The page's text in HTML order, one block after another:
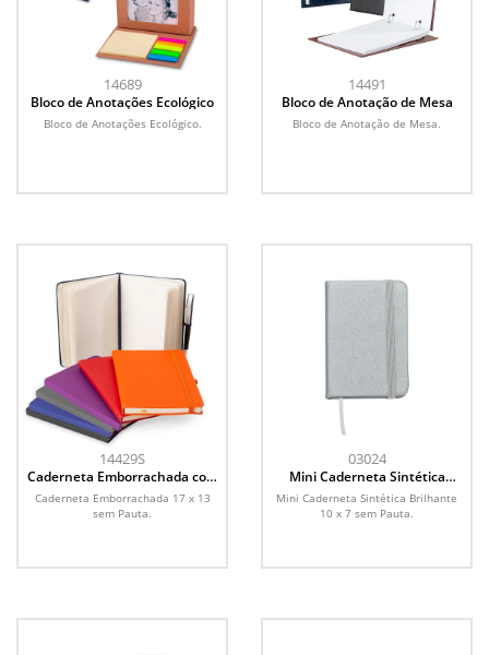
14689
Bloco de Anotações Ecológico
Bloco de Anotações Ecológico.
14491
Bloco de Anotação de Mesa
Bloco de Anotação de Mesa.
14429S
Caderneta Emborrachada com
Porta Caneta
Caderneta Emborrachada 17 x 13
sem Pauta.
03024
Mini Caderneta Sintética
Brilhante
Mini Caderneta Sintética Brilhante
10 x 7 sem Pauta.